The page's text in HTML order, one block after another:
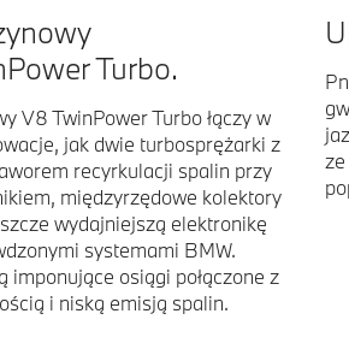
Turbo.
V8 TwinPower Turbo łączy w
jak dwie turbosprężarki z
recyrkulacji spalin przy
międzyrzędowe kolektory
wydajniejszą elektronikę
systemami BMW.
imponujące osiągi połączone z
i niską emisją spalin.